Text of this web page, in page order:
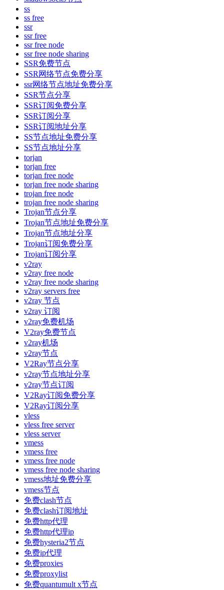
ss
ss free
ssr
ssr free
ssr free node
ssr free node sharing
SSR免费节点
SSR网络节点免费分享
ssr网络节点地址免费分享
SSR节点分享
SSR订阅免费分享
SSR订阅分享
SSR订阅地址分享
SS节点地址免费分享
SS节点地址分享
torjan
torjan free
torjan free node
torjan free node sharing
trojan free node
trojan free node sharing
Trojan节点分享
Trojan节点地址免费分享
Trojan节点地址分享
Trojan订阅免费分享
Trojan订阅分享
v2ray
v2ray free node
v2ray free node sharing
v2ray servers free
v2ray 节点
v2ray 订阅
v2ray免费机场
V2ray免费节点
v2ray机场
v2ray节点
V2Ray节点分享
v2ray节点地址分享
v2ray节点订阅
V2Ray订阅免费分享
V2Ray订阅分享
vless
vless free server
vless server
vmess
vmess free
vmess free node
vmess free node sharing
vmess地址免费分享
vmess节点
免费clash节点
免费clash订阅地址
免费http代理
免费http代理ip
免费hysteria2节点
免费ip代理
免费proxies
免费proxylist
免费quantumult x节点